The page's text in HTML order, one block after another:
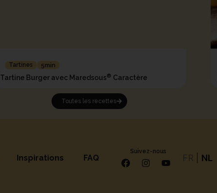
Tartines 5min
Tartine Burger avec Maredsous® Caractère
Toutes les recettes
Inspirations FAQ
Suivez-nous
FR NL